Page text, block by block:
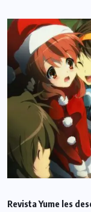
Revista Yume les